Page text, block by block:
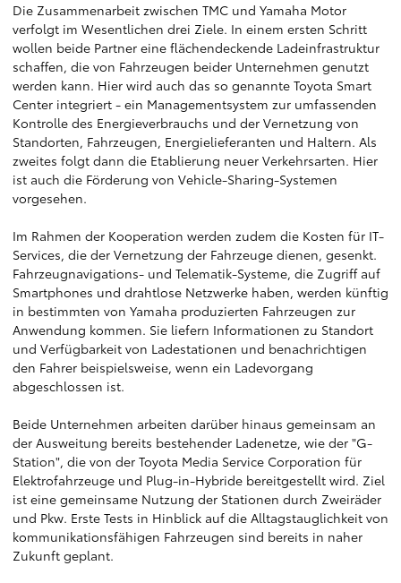
Die Zusammenarbeit zwischen TMC und Yamaha Motor
verfolgt im Wesentlichen drei Ziele. In einem ersten Schritt
wollen beide Partner eine flächendeckende Ladeinfrastruktur
schaffen, die von Fahrzeugen beider Unternehmen genutzt
werden kann. Hier wird auch das so genannte Toyota Smart
Center integriert - ein Managementsystem zur umfassenden
Kontrolle des Energieverbrauchs und der Vernetzung von
Standorten, Fahrzeugen, Energielieferanten und Haltern. Als
zweites folgt dann die Etablierung neuer Verkehrsarten. Hier
ist auch die Förderung von Vehicle-Sharing-Systemen
vorgesehen.
Im Rahmen der Kooperation werden zudem die Kosten für IT-
Services, die der Vernetzung der Fahrzeuge dienen, gesenkt.
Fahrzeugnavigations- und Telematik-Systeme, die Zugriff auf
Smartphones und drahtlose Netzwerke haben, werden künftig
in bestimmten von Yamaha produzierten Fahrzeugen zur
Anwendung kommen. Sie liefern Informationen zu Standort
und Verfügbarkeit von Ladestationen und benachrichtigen
den Fahrer beispielsweise, wenn ein Ladevorgang
abgeschlossen ist.
Beide Unternehmen arbeiten darüber hinaus gemeinsam an
der Ausweitung bereits bestehender Ladenetze, wie der "G-
Station", die von der Toyota Media Service Corporation für
Elektrofahrzeuge und Plug-in-Hybride bereitgestellt wird. Ziel
ist eine gemeinsame Nutzung der Stationen durch Zweiräder
und Pkw. Erste Tests in Hinblick auf die Alltagstauglichkeit von
kommunikationsfähigen Fahrzeugen sind bereits in naher
Zukunft geplant.